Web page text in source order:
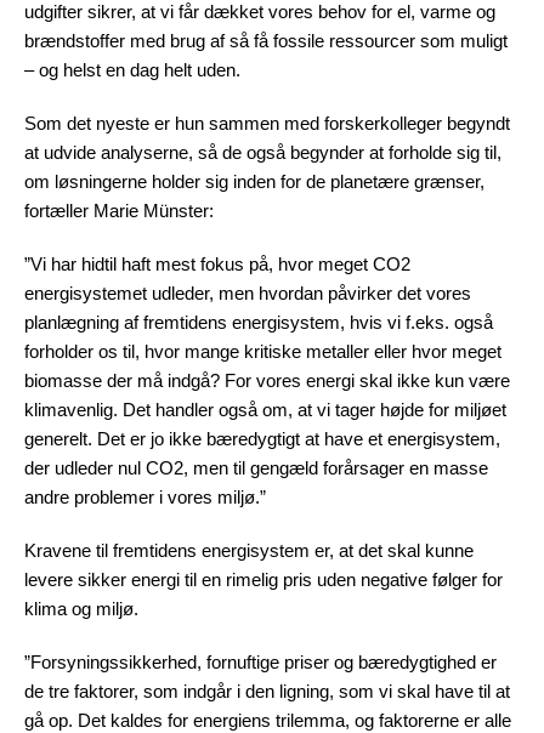
udgifter sikrer, at vi får dækket vores behov for el, varme og
brændstoffer med brug af så få fossile ressourcer som muligt
– og helst en dag helt uden.
Som det nyeste er hun sammen med forskerkolleger begyndt
at udvide analyserne, så de også begynder at forholde sig til,
om løsningerne holder sig inden for de planetære grænser,
fortæller Marie Münster:
”Vi har hidtil haft mest fokus på, hvor meget CO2
energisystemet udleder, men hvordan påvirker det vores
planlægning af fremtidens energisystem, hvis vi f.eks. også
forholder os til, hvor mange kritiske metaller eller hvor meget
biomasse der må indgå? For vores energi skal ikke kun være
klimavenlig. Det handler også om, at vi tager højde for miljøet
generelt. Det er jo ikke bæredygtigt at have et energisystem,
der udleder nul CO2, men til gengæld forårsager en masse
andre problemer i vores miljø.”
Kravene til fremtidens energisystem er, at det skal kunne
levere sikker energi til en rimelig pris uden negative følger for
klima og miljø.
”Forsyningssikkerhed, fornuftige priser og bæredygtighed er
de tre faktorer, som indgår i den ligning, som vi skal have til at
gå op. Det kaldes for energiens trilemma, og faktorerne er alle